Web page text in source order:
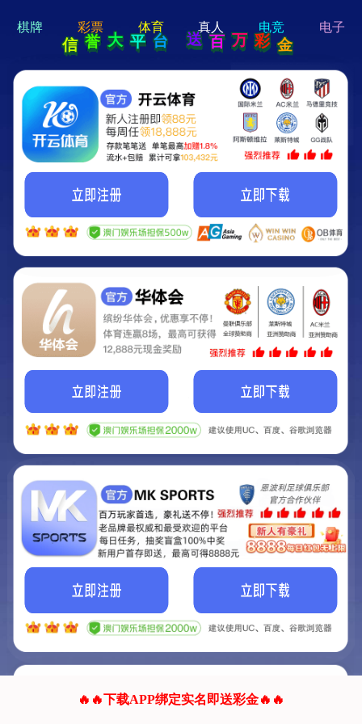
hi 💗
Hey Guys!
我们即将上线啦...
我们的网站正在建设.
它将是非常棒的网站.
联系我们!